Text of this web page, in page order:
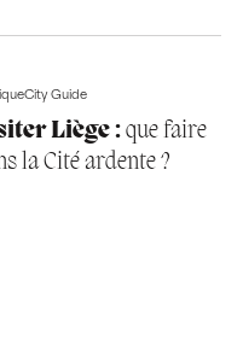
City Guide
Liège :que faire
la Cité ardente ?